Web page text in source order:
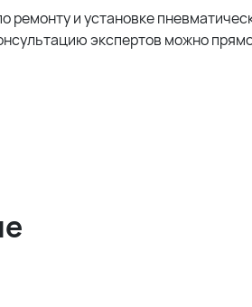
и установке
экспертов можно